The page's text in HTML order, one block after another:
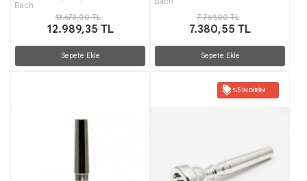
Bach
13.673,00 TL
12.989,35 TL
Sepete Ekle
7.769,00 TL
7.380,55 TL
Sepete Ekle
%5 İNDIRIM